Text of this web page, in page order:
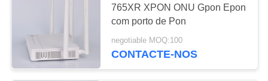
NÓS
EXCURSÃO
66
765XR XPON ONU Gpon Epon
com porto de Pon
negotiable MOQ:100
CONTACTE-NOS